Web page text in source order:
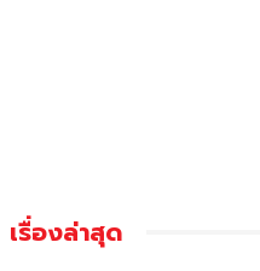
เรื่องล่าสุด